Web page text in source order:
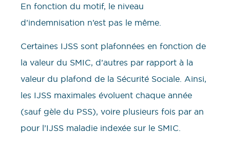
En fonction du motif, le niveau
d’indemnisation n’est pas le même.
Certaines IJSS sont plafonnées en fonction de
la valeur du SMIC, d’autres par rapport à la
valeur du plafond de la Sécurité Sociale. Ainsi,
les IJSS maximales évoluent chaque année
(sauf gèle du PSS), voire plusieurs fois par an
pour l’IJSS maladie indexée sur le SMIC.